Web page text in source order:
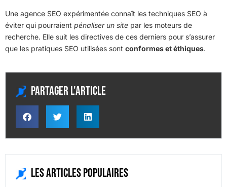
Une agence SEO expérimentée connaît les techniques SEO à
éviter qui pourraient pénaliser un site par les moteurs de
recherche. Elle suit les directives de ces derniers pour s’assurer
que les pratiques SEO utilisées sont conformes et éthiques.
Partager l'article
Les articles populaires